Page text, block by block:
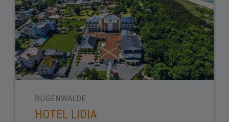
RÜGENWALDE
HOTEL LIDIA